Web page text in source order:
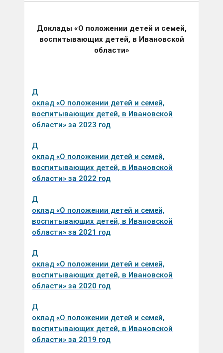
Доклады «О положении детей и семей,
воспитывающих детей, в Ивановской
области»
Д
оклад «О положении детей и семей,
воспитывающих детей, в Ивановской
области» за 2023 год
Д
оклад «О положении детей и семей,
воспитывающих детей, в Ивановской
области» за 2022 год
Д
оклад «О положении детей и семей,
воспитывающих детей, в Ивановской
области» за 2021 год
Д
оклад «О положении детей и семей,
воспитывающих детей, в Ивановской
области» за 2020 год
Д
оклад «О положении детей и семей,
воспитывающих детей, в Ивановской
области» за 2019 год